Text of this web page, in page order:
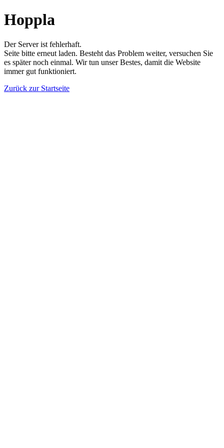
Hoppla
Der Server ist fehlerhaft.
Seite bitte erneut laden. Besteht das Problem weiter, versuchen Sie
es später noch einmal. Wir tun unser Bestes, damit die Website
immer gut funktioniert.
Zurück zur Startseite